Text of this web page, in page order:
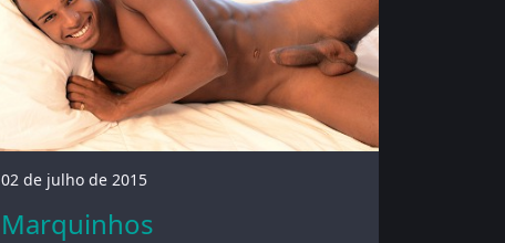
02 de julho de 2015
Marquinhos